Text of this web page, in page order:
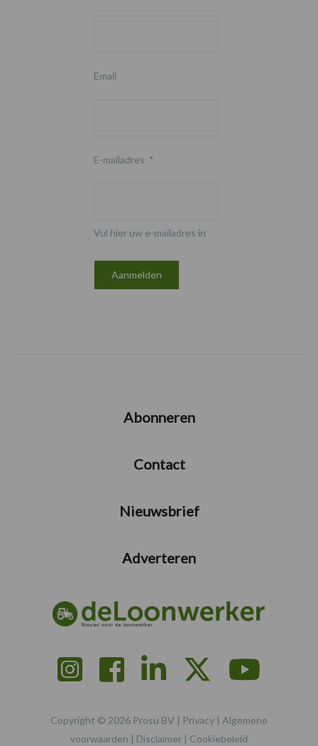
Email
E-mailadres *
Vul hier uw e-mailadres in
Abonneren
Contact
Nieuwsbrief
Adverteren
Copyright © 2026 Prosu BV | Privacy | Algemene
voorwaarden | Disclaimer | Cookiebeleid